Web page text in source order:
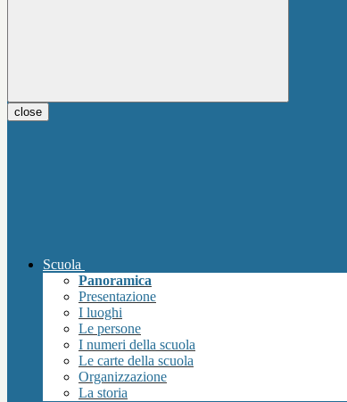
close
Scuola
Panoramica
Presentazione
I luoghi
Le persone
I numeri della scuola
Le carte della scuola
Organizzazione
La storia